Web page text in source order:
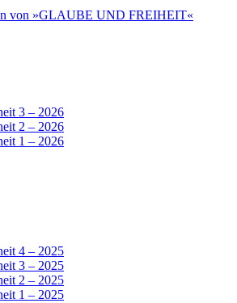
von »GLAUBE UND FREIHEIT«
3 – 2026
2 – 2026
1 – 2026
4 – 2025
3 – 2025
2 – 2025
1 – 2025